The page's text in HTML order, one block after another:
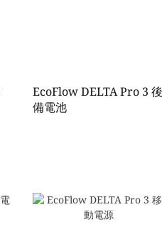
EcoFlow DELTA Pro 3 後
備電池